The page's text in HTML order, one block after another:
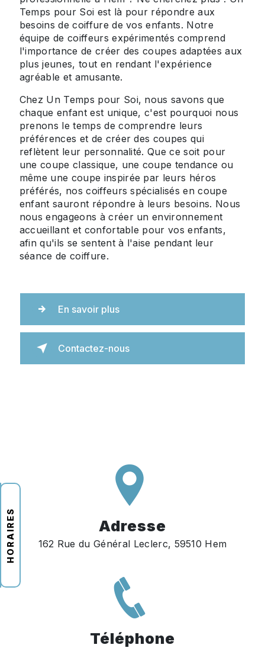
HORAIRES
Temps pour Soi est là pour répondre aux
besoins de coiffure de vos enfants. Notre
équipe de coiffeurs expérimentés comprend
l'importance de créer des coupes adaptées aux
plus jeunes, tout en rendant l'expérience
agréable et amusante.
Chez Un Temps pour Soi, nous savons que
chaque enfant est unique, c'est pourquoi nous
prenons le temps de comprendre leurs
préférences et de créer des coupes qui
reflètent leur personnalité. Que ce soit pour
une coupe classique, une coupe tendance ou
même une coupe inspirée par leurs héros
préférés, nos coiffeurs spécialisés en coupe
enfant sauront répondre à leurs besoins. Nous
nous engageons à créer un environnement
accueillant et confortable pour vos enfants,
afin qu'ils se sentent à l'aise pendant leur
séance de coiffure.
En savoir plus
Contactez-nous
Adresse
162 Rue du Général Leclerc, 59510 Hem
Téléphone